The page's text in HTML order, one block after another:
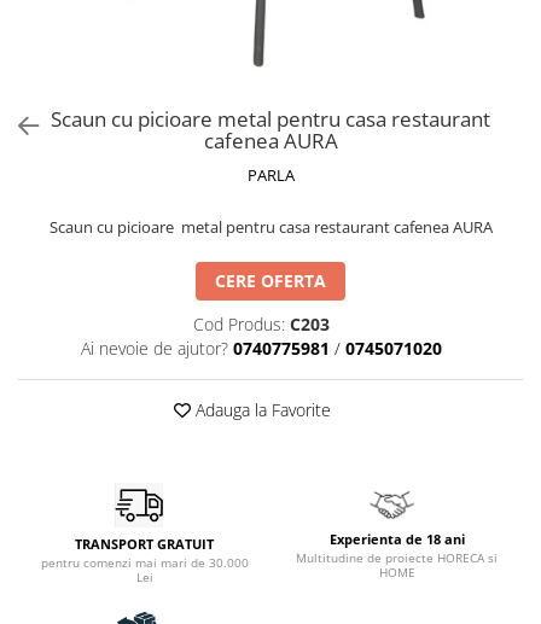
Scaun cu picioare metal pentru casa restaurant
cafenea AURA
PARLA
Scaun cu picioare metal pentru casa restaurant cafenea AURA
CERE OFERTA
Cod Produs: C203
Ai nevoie de ajutor? 0740775981 / 0745071020
Adauga la Favorite
TRANSPORT GRATUIT
pentru comenzi mai mari de 30.000
Lei
Experienta de 18 ani
Multitudine de proiecte HORECA si
HOME